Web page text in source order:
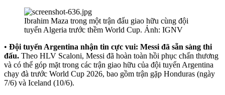
Ibrahim Maza trong một trận đấu giao hữu cùng đội
tuyển Algeria trước thềm World Cup. Ảnh: IGNV
• Đội tuyển Argentina nhận tin cực vui: Messi đã sẵn sàng thi
đấu. Theo HLV Scaloni, Messi đã hoàn toàn hồi phục chấn thương
và có thể góp mặt trong các trận giao hữu của đội tuyển Argentina
chạy đà trước World Cup 2026, bao gồm trận gặp Honduras (ngày
7/6) và Iceland (10/6).